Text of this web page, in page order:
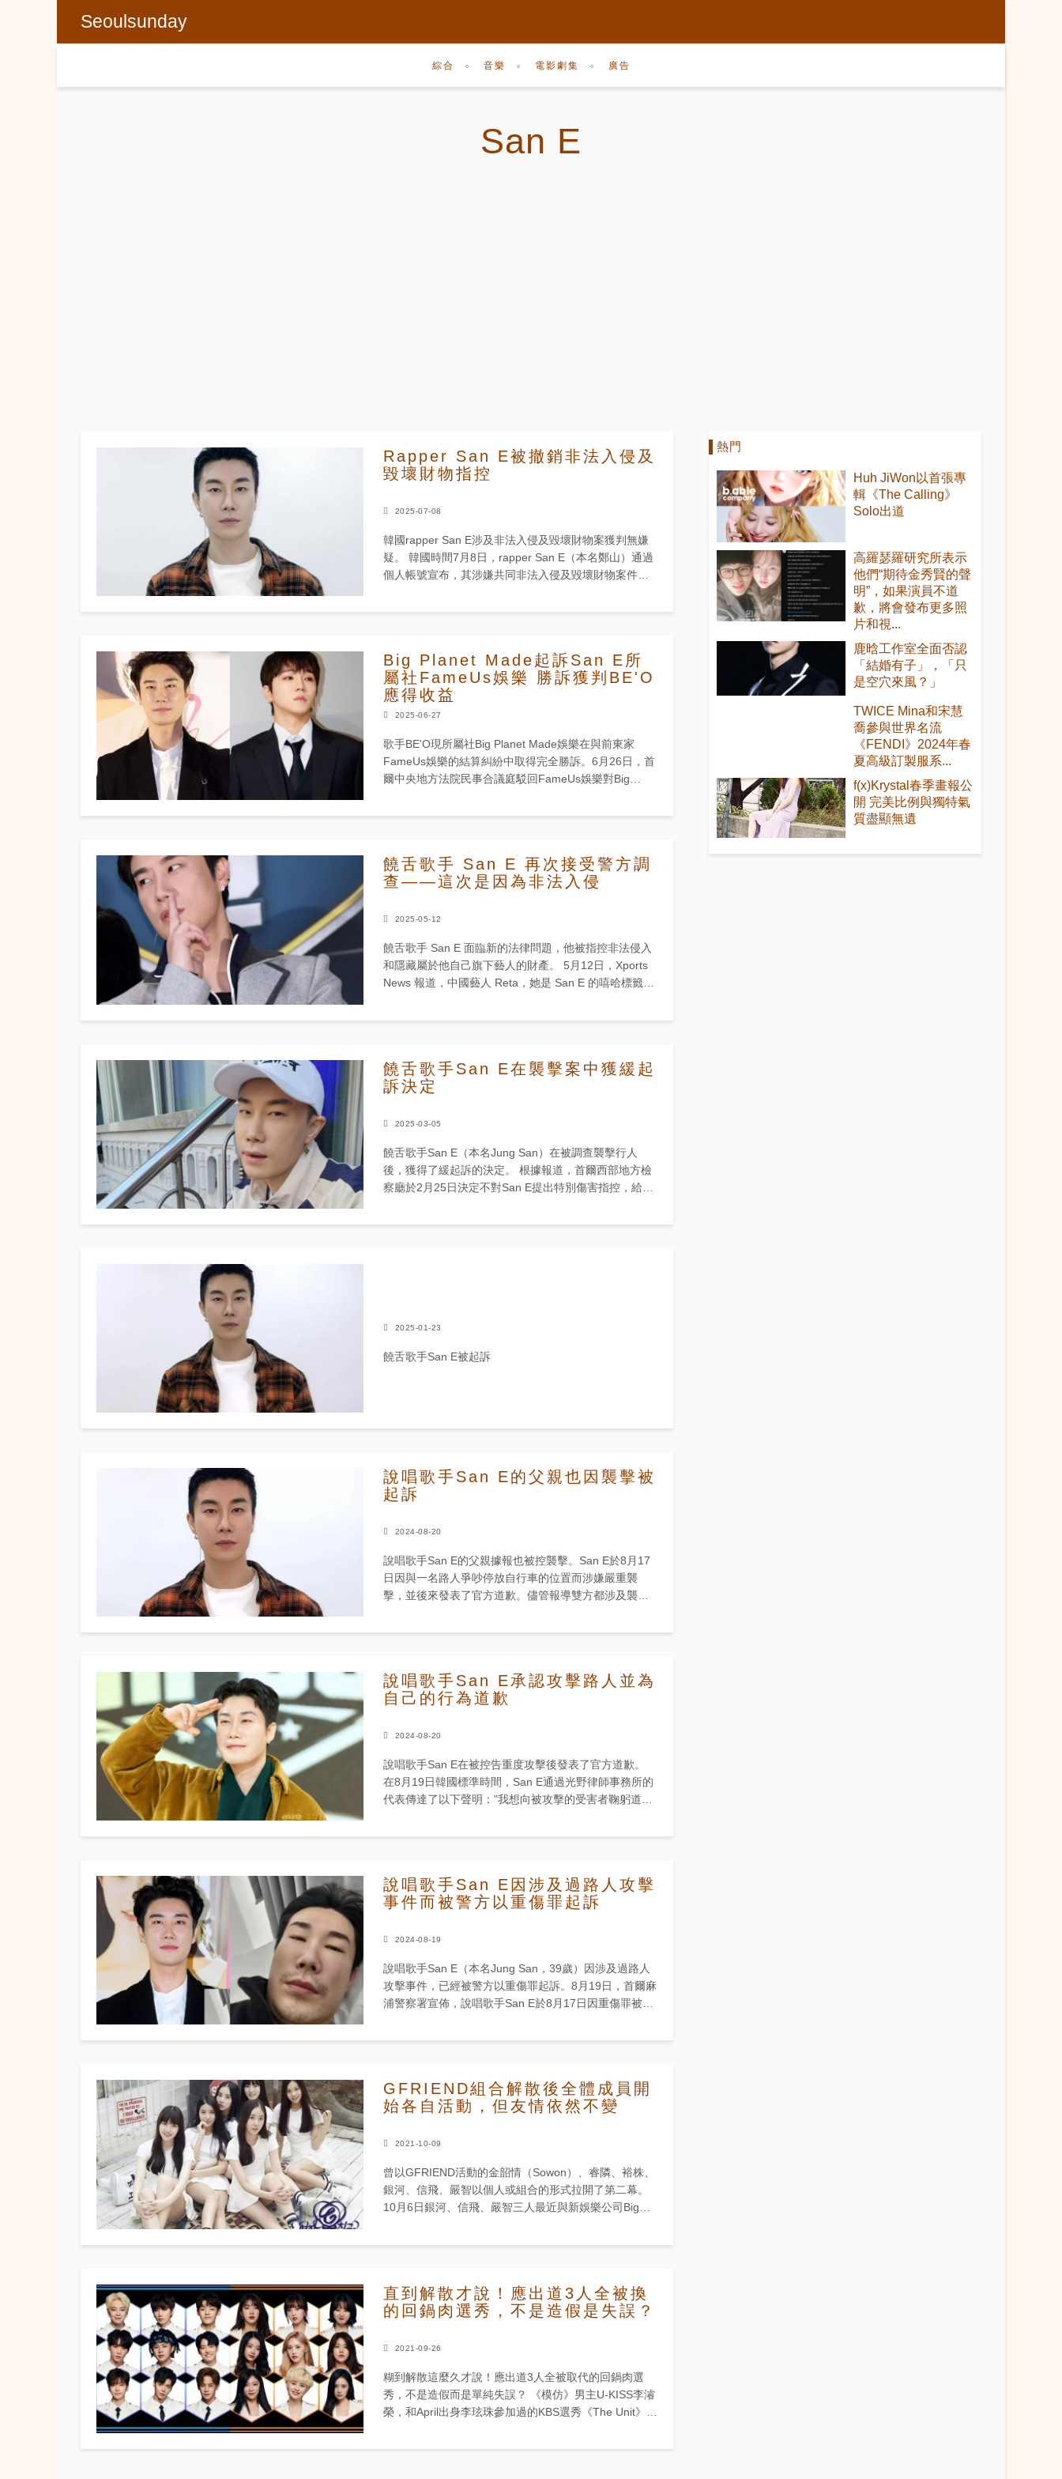
Seoulsunday
綜合 音樂 電影劇集 廣告
San E
Rapper San E被撤銷非法入侵及
毀壞財物指控
2025-07-08
韓國rapper San E涉及非法入侵及毀壞財物案獲判無嫌
疑。 韓國時間7月8日，rapper San E（本名鄭山）通過
個人帳號宣布，其涉嫌共同非法入侵及毀壞財物案件已
Big Planet Made起訴San E所
屬社FameUs娛樂 勝訴獲判BE'O
應得收益
2025-06-27
歌手BE'O現所屬社Big Planet Made娛樂在與前東家
FameUs娛樂的結算糾紛中取得完全勝訴。6月26日，首
爾中央地方法院民事合議庭駁回FameUs娛樂對Big
饒舌歌手 San E 再次接受警方調
查——這次是因為非法入侵
2025-05-12
饒舌歌手 San E 面臨新的法律問題，他被指控非法侵入
和隱藏屬於他自己旗下藝人的財產。 5月12日，Xports
News 報道，中國藝人 Reta，她是 San E 的嘻哈標籤
饒舌歌手San E在襲擊案中獲緩起
訴決定
2025-03-05
饒舌歌手San E（本名Jung San）在被調查襲擊行人
後，獲得了緩起訴的決定。 根據報道，首爾西部地方檢
察廳於2月25日決定不對San E提出特別傷害指控，給予
但...
2025-01-23
饒舌歌手San E被起訴
說唱歌手San E的父親也因襲擊被
起訴
2024-08-20
說唱歌手San E的父親據報也被控襲擊。San E於8月17
日因與一名路人爭吵停放自行車的位置而涉嫌嚴重襲
擊，並後來發表了官方道歉。儘管報導雙方都涉及襲
物品作為武器的人。...
說唱歌手San E承認攻擊路人並為
自己的行為道歉
2024-08-20
說唱歌手San E在被控告重度攻擊後發表了官方道歉。
在8月19日韓國標準時間，San E通過光野律師事務所的
代表傳達了以下聲明："我想向被攻擊的受害者鞠躬道
道歉，但...
說唱歌手San E因涉及過路人攻擊
事件而被警方以重傷罪起訴
2024-08-19
說唱歌手San E（本名Jung San，39歲）因涉及過路人
攻擊事件，已經被警方以重傷罪起訴。8月19日，首爾麻
浦警察署宣佈，說唱歌手San E於8月17日因重傷罪被起
GFRIEND組合解散後全體成員開
始各自活動，但友情依然不變
2021-10-09
曾以GFRIEND活動的金韶情（Sowon）、睿隣、裕株、
銀河、信飛、嚴智以個人或組合的形式拉開了第二幕。
10月6日銀河、信飛、嚴智三人最近與新娛樂公司Big
直到解散才說！應出道3人全被換
的回鍋肉選秀，不是造假是失誤？
2021-09-26
糊到解散這麼久才說！應出道3人全被取代的回鍋肉選
秀，不是造假而是單純失誤？ 《模仿》男主U-KISS李濬
榮，和April出身李玹珠參加過的KBS選秀《The Unit》的
熱門
Huh JiWon以首張專
輯《The Calling》
Solo出道
高羅瑟羅研究所表示
他們“期待金秀賢的聲
明”，如果演員不道
歉，將會發布更多照
片和視...
鹿晗工作室全面否認
「結婚有子」，「只
是空穴來風？」
TWICE Mina和宋慧
喬參與世界名流
《FENDI》2024年春
夏高級訂製服系...
f(x)Krystal春季畫報公
開 完美比例與獨特氣
質盡顯無遺